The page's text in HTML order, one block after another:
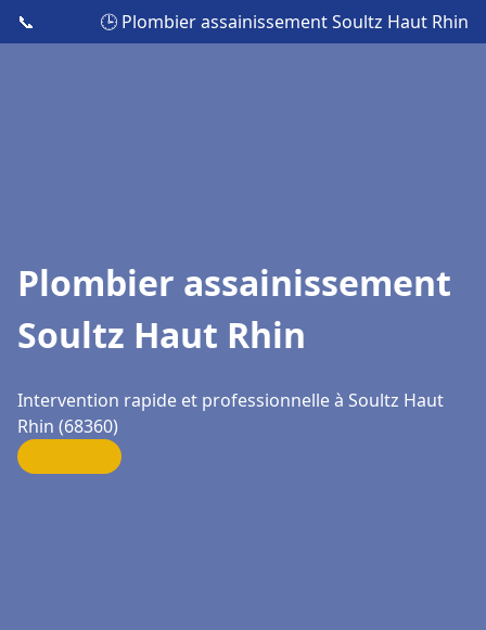
📞 🕒 Plombier assainissement Soultz Haut Rhin
Plombier assainissement
Soultz Haut Rhin
Intervention rapide et professionnelle à Soultz Haut
Rhin (68360)